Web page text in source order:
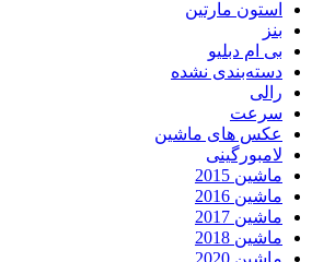
استون مارتین
بنز
بی ام دبلیو
دسته‌بندی نشده
رالی
سرعت
عکس های ماشین
لامبورگینی
ماشین 2015
ماشین 2016
ماشین 2017
ماشین 2018
ماشین 2020